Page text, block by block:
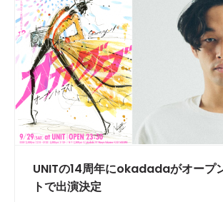
UNITの14周年にokadadaがオープ
トで出演決定